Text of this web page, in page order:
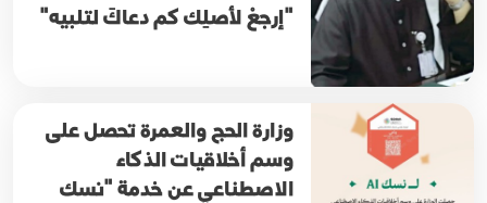
"إرجعْ لأصلِك كم دعاكَ لتلبيه"
وزارة الحج والعمرة تحصل على
وسم أخلاقيات الذكاء
الاصطناعي عن خدمة "نسك